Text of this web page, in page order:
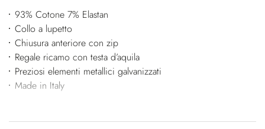
93% Cotone 7% Elastan
Collo a lupetto
Chiusura anteriore con zip
Regale ricamo con testa d’aquila
Preziosi elementi metallici galvanizzati
Made in Italy